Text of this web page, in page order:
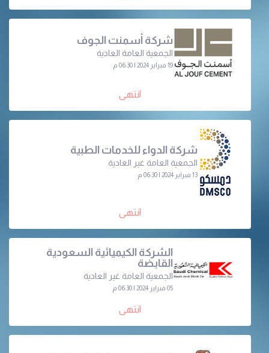
شركة أسمنت الجوف
الجمعية العامة العادية
19 فبراير 2024 | 06:30 م
انتهى
شركة الدواء للخدمات الطبية
الجمعية العامة غير العادية
13 فبراير 2024 | 06:30 م
انتهى
الشركة الكيميائية السعودية
القابضة
الجمعية العامة غير العادية
05 فبراير 2024 | 06:30 م
انتهى